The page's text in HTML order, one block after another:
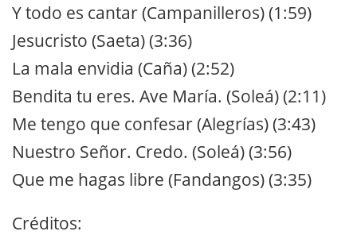
Y todo es cantar (Campanilleros) (1:59)
Jesucristo (Saeta) (3:36)
La mala envidia (Caña) (2:52)
Bendita tu eres. Ave María. (Soleá) (2:11)
Me tengo que confesar (Alegrías) (3:43)
Nuestro Señor. Credo. (Soleá) (3:56)
Que me hagas libre (Fandangos) (3:35)
Créditos: